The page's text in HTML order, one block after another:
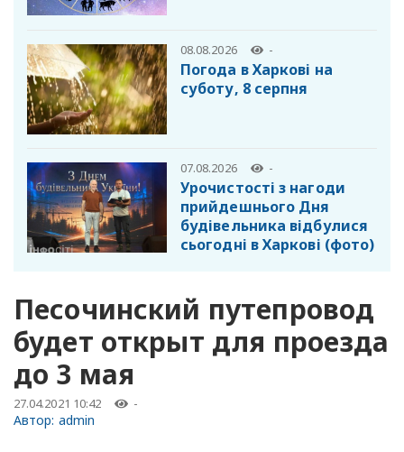
08.08.2026 -
Погода в Харкові на
суботу, 8 серпня
07.08.2026 -
Урочистості з нагоди
прийдешнього Дня
будівельника відбулися
сьогодні в Харкові (фото)
Песочинский путепровод
будет открыт для проезда
до 3 мая
27.04.2021 10:42 -
Автор: admin